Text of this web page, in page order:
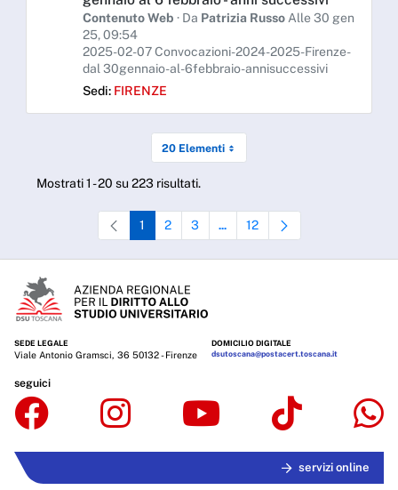
Contenuto Web · Da Patrizia Russo Alle 30 gen
25, 09:54
2025-02-07 Convocazioni-2024-2025-Firenze-
dal 30gennaio-al-6febbraio-annisuccessivi
Sedi: FIRENZE
20 Elementi
Mostrati 1 - 20 su 223 risultati.
Pagina
1 Pagina
2 Pagina
3 ...Pagine intermedie Use TAB to
Pagina
12
SEDE LEGALE
Viale Antonio Gramsci, 36 50132 - Firenze
DOMICILIO DIGITALE
dsutoscana@postacert.toscana.it
seguici
servizi online